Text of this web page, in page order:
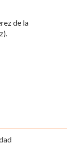
de la